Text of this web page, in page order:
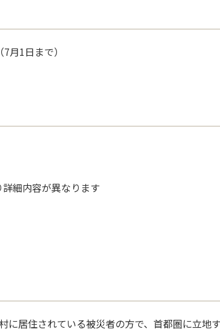
月1日まで）
細内容が異なります
居住されている被災者の方で、首都圏に立地